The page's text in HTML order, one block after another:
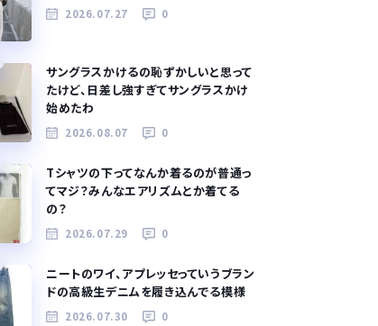
2026.07.27 0
サングラスかけるの恥ずかしいと思って
たけど、日差し強すぎてサングラスかけ
始めたわ
2026.08.07 0
Tシャツの下ってなんか着るのが普通っ
てマジ？みんなエアリズムとか着てる
の？
2026.07.29 0
ニートのワイ、アプレッセっていうブラン
ドの高級生デニムを履き込んでる模様
2026.07.30 0